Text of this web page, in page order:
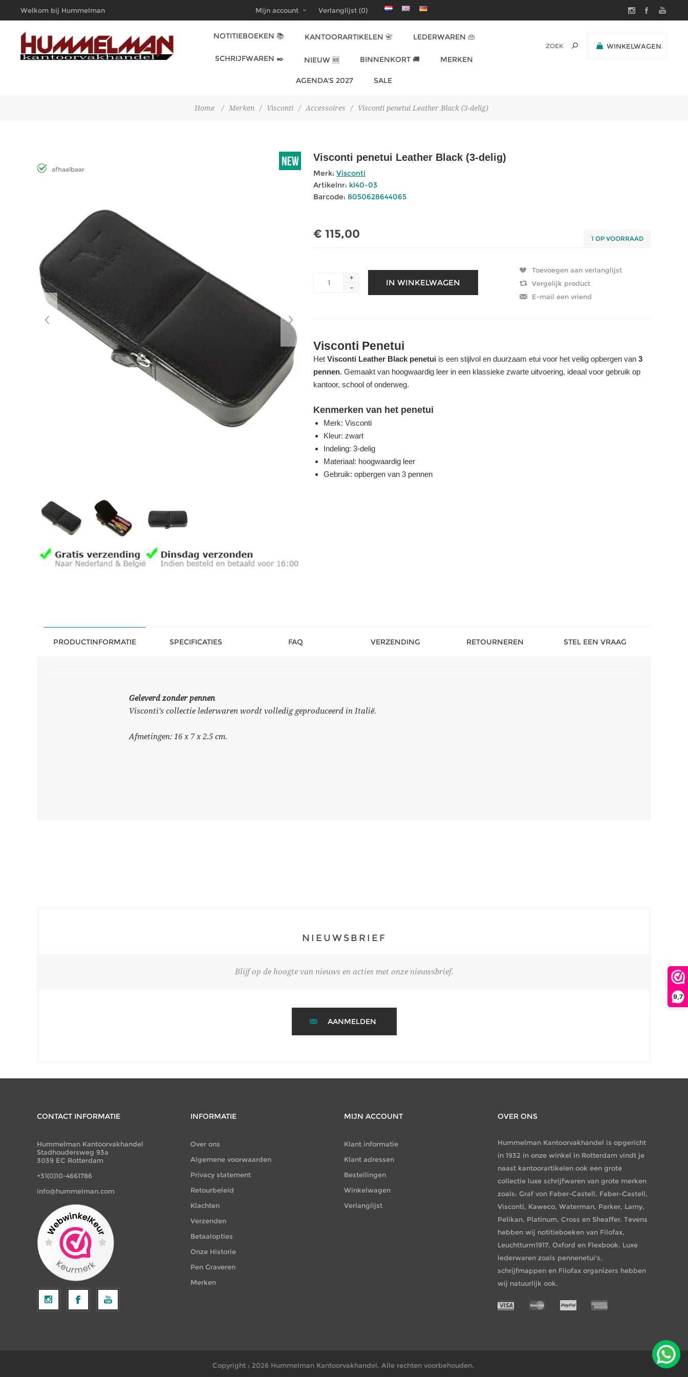
9,7
Welkom bij Hummelman
Kantoorvakhandel
Mijn account Verlanglijst (0)
WINKELWAGEN
NOTITIEBOEKEN 📚 KANTOORARTIKELEN 📇 LEDERWAREN 👜
SCHRIJFWAREN ✒️ NIEUW 🆕 BINNENKORT 🚚 MERKEN
AGENDA'S 2027 SALE
Home / Merken / Visconti / Accessoires / Visconti penetui Leather Black (3-delig)
afhaalbaar
Visconti penetui Leather Black (3-delig)
Merk: Visconti
Artikelnr: kl40-03
Barcode: 8050628644065
€ 115,00 1 OP VOORRAAD
+
-
Visconti Penetui
Het Visconti Leather Black penetui is een stijlvol en duurzaam etui voor het veilig opbergen van 3
pennen. Gemaakt van hoogwaardig leer in een klassieke zwarte uitvoering, ideaal voor gebruik op
kantoor, school of onderweg.
Kenmerken van het penetui
Merk: Visconti
Kleur: zwart
Indeling: 3-delig
Materiaal: hoogwaardig leer
Gebruik: opbergen van 3 pennen
PRODUCTINFORMATIE SPECIFICATIES FAQ VERZENDING RETOURNEREN STEL EEN VRAAG
Geleverd zonder pennen
Visconti's collectie lederwaren wordt volledig geproduceerd in Italië.
Afmetingen: 16 x 7 x 2.5 cm.
NIEUWSBRIEF
Blijf op de hoogte van nieuws en acties met onze nieuwsbrief.
AANMELDEN
CONTACT INFORMATIE
Hummelman Kantoorvakhandel
Stadhoudersweg 93a
3039 EC Rotterdam
+31(0)10-4661786
info@hummelman.com
INFORMATIE
Over ons
Algemene voorwaarden
Privacy statement
Retourbeleid
Klachten
Verzenden
Betaalopties
Onze Historie
Pen Graveren
Merken
MIJN ACCOUNT
Klant informatie
Klant adressen
Bestellingen
Winkelwagen
Verlanglijst
OVER ONS
Hummelman Kantoorvakhandel is opgericht
in 1932 in onze winkel in Rotterdam vindt je
naast kantoorartikelen ook een grote
collectie luxe schrijfwaren van grote merken
zoals: Graf von Faber-Castell, Faber-Castell,
Visconti, Kaweco, Waterman, Parker, Lamy,
Pelikan, Platinum, Cross en Sheaffer. Tevens
hebben wij notitieboeken van Filofax,
Leuchtturm1917, Oxford en Flexbook. Luxe
lederwaren zoals pennenetui's,
schrijfmappen en Filofax organizers hebben
wij natuurlijk ook.
Copyright ; 2026 Hummelman Kantoorvakhandel. Alle rechten voorbehouden.